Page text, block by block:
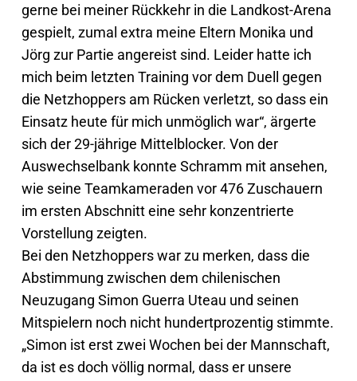
gerne bei meiner Rückkehr in die Landkost-Arena
gespielt, zumal extra meine Eltern Monika und
Jörg zur Partie angereist sind. Leider hatte ich
mich beim letzten Training vor dem Duell gegen
die Netzhoppers am Rücken verletzt, so dass ein
Einsatz heute für mich unmöglich war“, ärgerte
sich der 29-jährige Mittelblocker. Von der
Auswechselbank konnte Schramm mit ansehen,
wie seine Teamkameraden vor 476 Zuschauern
im ersten Abschnitt eine sehr konzentrierte
Vorstellung zeigten.
Bei den Netzhoppers war zu merken, dass die
Abstimmung zwischen dem chilenischen
Neuzugang Simon Guerra Uteau und seinen
Mitspielern noch nicht hundertprozentig stimmte.
„Simon ist erst zwei Wochen bei der Mannschaft,
da ist es doch völlig normal, dass er unsere